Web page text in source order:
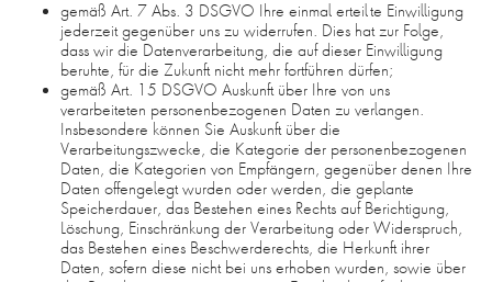
gemäß Art. 7 Abs. 3 DSGVO Ihre einmal erteilte Einwilligung
jederzeit gegenüber uns zu widerrufen. Dies hat zur Folge,
dass wir die Datenverarbeitung, die auf dieser Einwilligung
beruhte, für die Zukunft nicht mehr fortführen dürfen;
gemäß Art. 15 DSGVO Auskunft über Ihre von uns
verarbeiteten personenbezogenen Daten zu verlangen.
Insbesondere können Sie Auskunft über die
Verarbeitungszwecke, die Kategorie der personenbezogenen
Daten, die Kategorien von Empfängern, gegenüber denen Ihre
Daten offengelegt wurden oder werden, die geplante
Speicherdauer, das Bestehen eines Rechts auf Berichtigung,
Löschung, Einschränkung der Verarbeitung oder Widerspruch,
das Bestehen eines Beschwerderechts, die Herkunft ihrer
Daten, sofern diese nicht bei uns erhoben wurden, sowie über